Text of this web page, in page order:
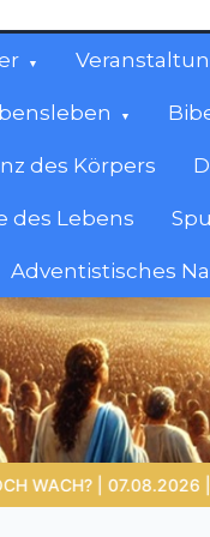
des Körpers
des Lebens
Adventistisches
die
Bibelgeschichten